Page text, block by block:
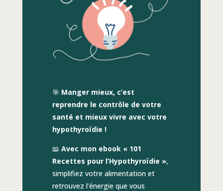
🎯 Manger mieux, c’est
reprendre le contrôle de votre
santé et mieux vivre avec votre
hypothyroïdie !
📖 Avec mon ebook « 101
Recettes pour l’Hypothyroïdie »,
simplifiez votre alimentation et
retrouvez l’énergie que vous